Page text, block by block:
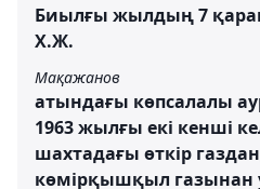
Биылғы жылдың 7
Х.Ж.
Мақажанов
атындағы көпсалалы
1963 жылғы екі кенші
шахтадағы өткір
көмірқышқыл газынан